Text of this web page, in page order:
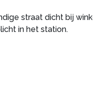
straat dicht bij
in het station.